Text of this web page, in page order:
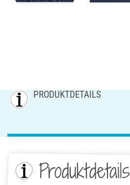
PRODUKTDETAILS
Produktdetails